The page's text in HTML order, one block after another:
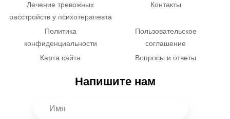
Лечение тревожных
расстройств у психотерапевта
Контакты
Политика
конфиденциальности
Пользовательское
соглашение
Карта сайта
Вопросы и ответы
Напишите нам